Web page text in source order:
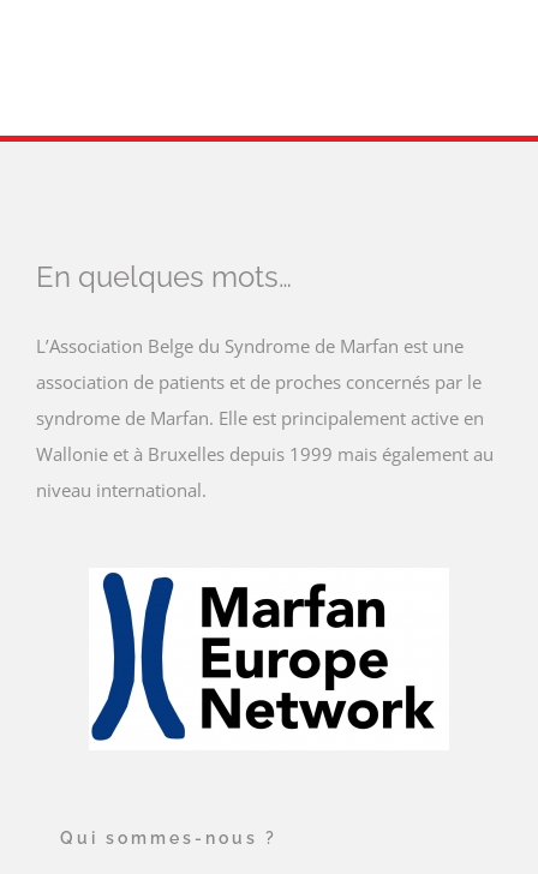
En quelques mots…
L’Association Belge du Syndrome de Marfan est une
association de patients et de proches concernés par le
syndrome de Marfan. Elle est principalement active en
Wallonie et à Bruxelles depuis 1999 mais également au
niveau international.
Qui sommes-nous ?